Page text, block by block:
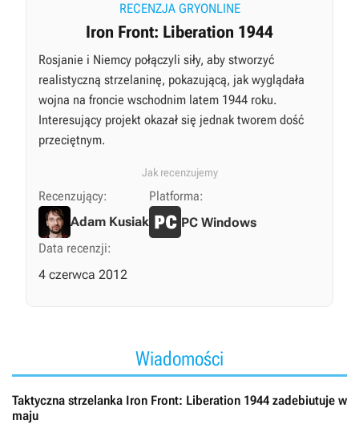
RECENZJA GRYONLINE
Iron Front: Liberation 1944
Rosjanie i Niemcy połączyli siły, aby stworzyć
realistyczną strzelaninę, pokazującą, jak wyglądała
wojna na froncie wschodnim latem 1944 roku.
Interesujący projekt okazał się jednak tworem dość
przeciętnym.
Jak recenzujemy
Recenzujący:
Adam Kusiak
Platforma:
PC Windows
Data recenzji:
4 czerwca 2012
Wiadomości
Taktyczna strzelanka Iron Front: Liberation 1944 zadebiutuje w
maju